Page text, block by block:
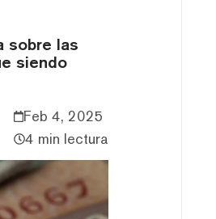
sobre las
siendo
Feb 4, 2025
4 min lectura